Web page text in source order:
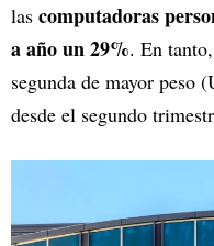
las computadoras
a año un 29%. En
segunda de mayor peso
desde el segundo